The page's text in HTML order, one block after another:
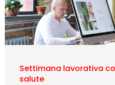
Settimana lavorativa
salute